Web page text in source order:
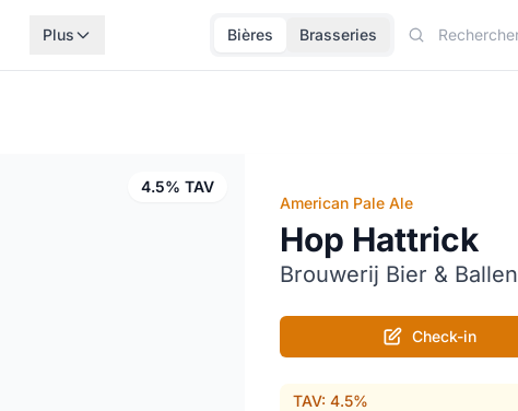
Plus Bières Brasseries
4.5% TAV
American Pale Ale
Hop Hattrick
Brouwerij Bier & Ballen
Check-in
TAV: 4.5%